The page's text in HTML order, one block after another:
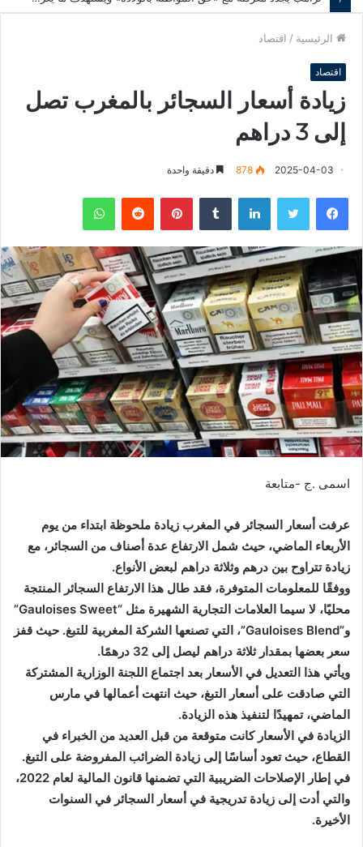
الرئيسية / اقتصاد
اقتصاد
زيادة أسعار السجائر بالمغرب تصل
إلى 3 دراهم
2025-04-03
878 دقيقة واحدة
فيسبوك لينكدإن بينتيريست
اسمى .ج -متابعة
عرفت أسعار السجائر في المغرب زيادة ملحوظة ابتداء من يوم
الأربعاء الماضي، حيث شمل الارتفاع عدة أصناف من السجائر، مع
زيادة تتراوح بين درهم وثلاثة دراهم لبعض الأنواع.
ووفقًا للمعلومات المتوفرة، فقد طال هذا الارتفاع السجائر المنتجة
محليًا، لا سيما العلامات التجارية الشهيرة مثل “Gauloises Sweet”
و”Gauloises Blend”، التي تصنعها الشركة المغربية للتبغ. حيث قفز
سعر بعضها بمقدار ثلاثة دراهم ليصل إلى 32 درهمًا.
ويأتي هذا التعديل في الأسعار بعد اجتماع اللجنة الوزارية المشتركة
التي صادقت على أسعار التبغ، حيث انتهت أعمالها في مارس
الماضي، تمهيدًا لتنفيذ هذه الزيادة.
الزيادة في الأسعار كانت متوقعة من قبل العديد من الخبراء في
القطاع، حيث تعود أساسًا إلى زيادة الضرائب المفروضة على التبغ.
في إطار الإصلاحات الضريبية التي تضمنها قانون المالية لعام 2022،
والتي أدت إلى زيادة تدريجية في أسعار السجائر في السنوات
الأخيرة.